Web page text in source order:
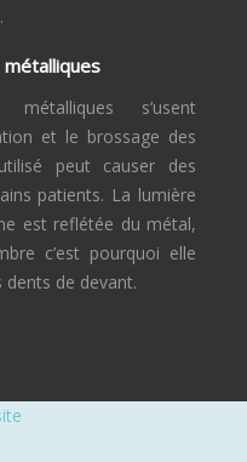
s’usent
et le brossage des
peut causer des
patients. La lumière
est reflétée du métal,
c’est pourquoi elle
dents de devant.